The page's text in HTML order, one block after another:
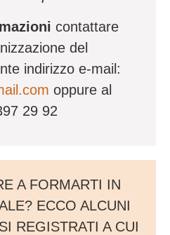
contattare
del
indirizzo e-mail:
oppure al
29 92
A FORMARTI IN
ECCO ALCUNI
REGISTRATI A CUI